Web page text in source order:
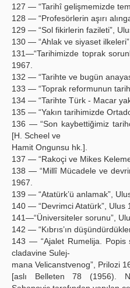
127 — “Tarihî gelişmemizde
128 — “Profesörlerin aşırı
129 — “Sol fikirlerin fazileti”,
130 — “Ahlak ve siyaset
131—“Tarihimizde toprak
1967.
132 — “Tarihte ve bugün
133 — “Toprak reformunun
134 — “Tarihte Türk - Macar
135 — “Yakın tarihimizde
136 — “Son kaybettiğimiz
[H. Scheel ve
Hamit Ongunsu hk.].
137 — “Rakoçi ve Mikes
138 — “Millî Mücadele ve
1967.
139 — “Atatürk’ü anlamak”,
140 — “Devrimci Atatürk”, Ulus
141—“Üniversiteler sorunu”,
142 — “Kıbrıs’ın
143 — “Ajalet Rumelija. Popis
cladavine Sulej-
mana Velicanstvenog”, Prilozi
[aslı Belleten 78 (1956).